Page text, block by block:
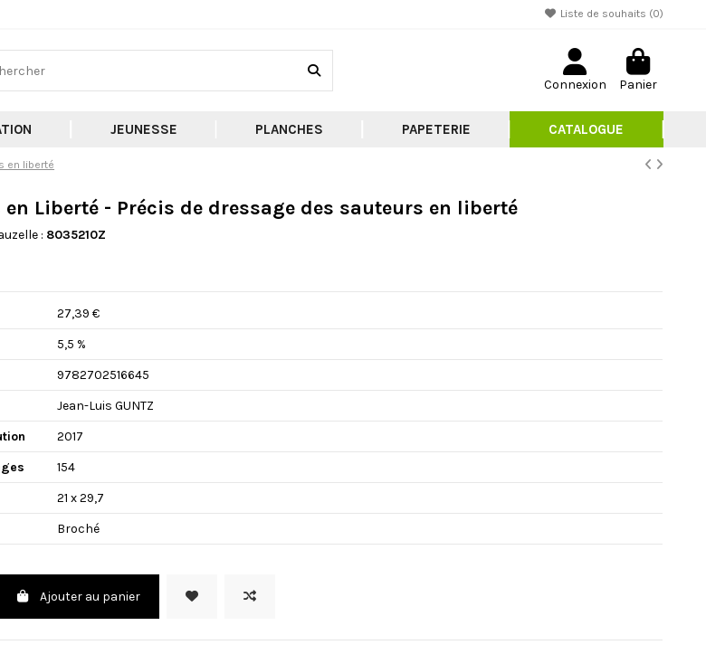
Liste de souhaits (0)
Connexion Panier
JEUNESSE PLANCHES PAPETERIE CATALOGUE
en liberté
en Liberté - Précis de dressage des sauteurs en liberté
: 8035210Z
27,39 €
5,5 %
9782702516645
Jean-Luis GUNTZ
2017
154
21 x 29,7
Broché
Ajouter au panier